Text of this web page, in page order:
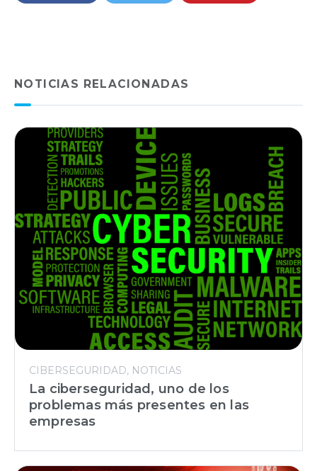
NOTICIAS RELACIONADAS
CIBERSEGURIDAD NOTICIAS
La ciberseguridad, uno de los
problemas más presentes en las
empresas